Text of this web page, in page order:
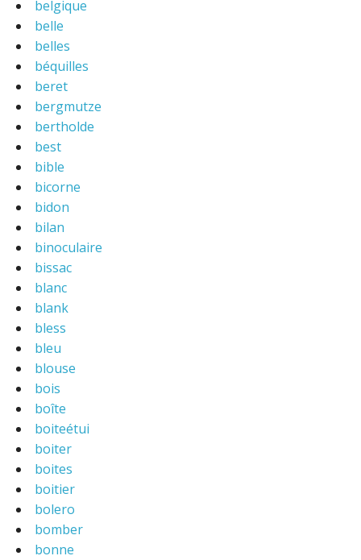
belgique
belle
belles
béquilles
beret
bergmutze
bertholde
best
bible
bicorne
bidon
bilan
binoculaire
bissac
blanc
blank
bless
bleu
blouse
bois
boîte
boiteétui
boiter
boites
boitier
bolero
bomber
bonne